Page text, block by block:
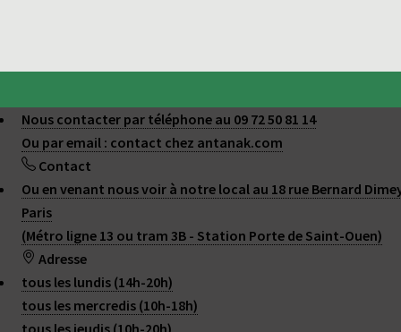
Nous contacter par téléphone au 09 72 50 81 14
Ou par email : contact chez antanak.com
Contact
Ou en venant nous voir à notre local au 18 rue Bernard
Paris
(Métro ligne 13 ou tram 3B - Station Porte de Saint-Ouen)
Adresse
tous les lundis (14h-20h)
tous les mercredis (10h-18h)
tous les jeudis (10h-20h)